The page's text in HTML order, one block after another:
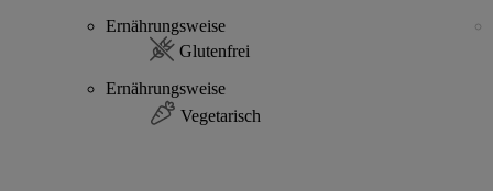
Ernährungsweise
Glutenfrei
Ernährungsweise
Vegetarisch